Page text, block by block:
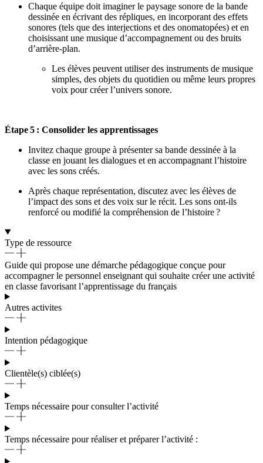
Chaque équipe doit imaginer le paysage sonore de la bande
dessinée en écrivant des répliques, en incorporant des effets
sonores (tels que des interjections et des onomatopées) et en
choisissant une musique d’accompagnement ou des bruits
d’arrière-plan.
Les élèves peuvent utiliser des instruments de musique
simples, des objets du quotidien ou même leurs propres
voix pour créer l’univers sonore.
Étape5 : Consolider les apprentissages
Invitez chaque groupe à présenter sa bande dessinée à la
classe en jouant les dialogues et en accompagnant l’histoire
avec les sons créés.
Après chaque représentation, discutez avec les élèves de
l’impact des sons et des voix sur le récit. Les sons ont-ils
renforcé ou modifié la compréhension de l’histoire?
Type de ressource
Guide qui propose une démarche pédagogique conçue pour
accompagner le personnel enseignant qui souhaite créer une activité
en classe favorisant l’apprentissage du français
Autres activites
Intention pédagogique
Clientèle(s) ciblée(s)
Temps nécessaire pour consulter l’activité
Temps nécessaire pour réaliser et préparer l’activité :